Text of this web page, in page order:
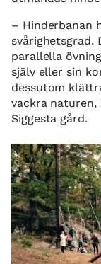
– Hinderbanan
svårighetsgrad.
parallella
själv eller sin
dessutom
vackra naturen,
Siggesta gård.